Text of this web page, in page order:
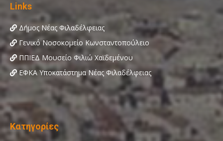
Links
Δήμος Νέας Φιλαδέλφειας
Γενικό Νοσοκομείο Κωνσταντοπούλειο
ΠΠΙΕΔ Μουσείο Φιλιώ Χαϊδεμένου
ΕΦΚΑ Υποκατάστημα Νέας Φιλαδέλφειας
Κατηγορίες